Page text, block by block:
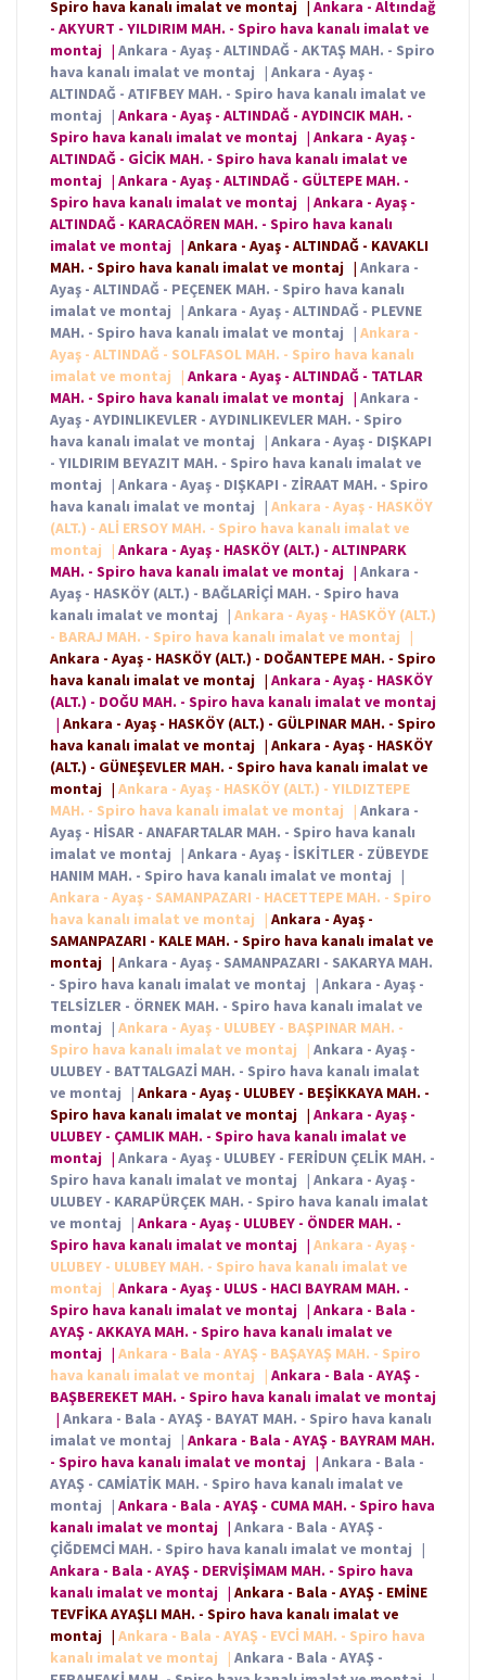
Spiro hava kanalı imalat ve montaj | Ankara - Altındağ
- AKYURT - YILDIRIM MAH. - Spiro hava kanalı imalat ve
montaj | Ankara - Ayaş - ALTINDAĞ - AKTAŞ MAH. - Spiro
hava kanalı imalat ve montaj | Ankara - Ayaş -
ALTINDAĞ - ATIFBEY MAH. - Spiro hava kanalı imalat ve
montaj | Ankara - Ayaş - ALTINDAĞ - AYDINCIK MAH. -
Spiro hava kanalı imalat ve montaj | Ankara - Ayaş -
ALTINDAĞ - GİCİK MAH. - Spiro hava kanalı imalat ve
montaj | Ankara - Ayaş - ALTINDAĞ - GÜLTEPE MAH. -
Spiro hava kanalı imalat ve montaj | Ankara - Ayaş -
ALTINDAĞ - KARACAÖREN MAH. - Spiro hava kanalı
imalat ve montaj | Ankara - Ayaş - ALTINDAĞ - KAVAKLI
MAH. - Spiro hava kanalı imalat ve montaj | Ankara -
Ayaş - ALTINDAĞ - PEÇENEK MAH. - Spiro hava kanalı
imalat ve montaj | Ankara - Ayaş - ALTINDAĞ - PLEVNE
MAH. - Spiro hava kanalı imalat ve montaj | Ankara -
Ayaş - ALTINDAĞ - SOLFASOL MAH. - Spiro hava kanalı
imalat ve montaj
| Ankara - Ayaş - ALTINDAĞ - TATLAR
MAH. - Spiro hava kanalı imalat ve montaj | Ankara -
Ayaş - AYDINLIKEVLER - AYDINLIKEVLER MAH. - Spiro
hava kanalı imalat ve montaj | Ankara - Ayaş - DIŞKAPI
- YILDIRIM BEYAZIT MAH. - Spiro hava kanalı imalat ve
montaj | Ankara - Ayaş - DIŞKAPI - ZİRAAT MAH. - Spiro
hava kanalı imalat ve montaj | Ankara - Ayaş - HASKÖY
(ALT.) - ALİ ERSOY MAH. - Spiro hava kanalı imalat ve
montaj
| Ankara - Ayaş - HASKÖY (ALT.) - ALTINPARK
MAH. - Spiro hava kanalı imalat ve montaj | Ankara -
Ayaş - HASKÖY (ALT.) - BAĞLARİÇİ MAH. - Spiro hava
kanalı imalat ve montaj | Ankara - Ayaş - HASKÖY (ALT.)
- BARAJ MAH. - Spiro hava kanalı imalat ve montaj
|
Ankara - Ayaş - HASKÖY (ALT.) - DOĞANTEPE MAH. - Spiro
hava kanalı imalat ve montaj | Ankara - Ayaş - HASKÖY
(ALT.) - DOĞU MAH. - Spiro hava kanalı imalat ve montaj
| Ankara - Ayaş - HASKÖY (ALT.) - GÜLPINAR MAH. - Spiro
hava kanalı imalat ve montaj | Ankara - Ayaş - HASKÖY
(ALT.) - GÜNEŞEVLER MAH. - Spiro hava kanalı imalat ve
montaj | Ankara - Ayaş - HASKÖY (ALT.) - YILDIZTEPE
MAH. - Spiro hava kanalı imalat ve montaj
| Ankara -
Ayaş - HİSAR - ANAFARTALAR MAH. - Spiro hava kanalı
imalat ve montaj | Ankara - Ayaş - İSKİTLER - ZÜBEYDE
HANIM MAH. - Spiro hava kanalı imalat ve montaj |
Ankara - Ayaş - SAMANPAZARI - HACETTEPE MAH. - Spiro
hava kanalı imalat ve montaj
| Ankara - Ayaş -
SAMANPAZARI - KALE MAH. - Spiro hava kanalı imalat ve
montaj | Ankara - Ayaş - SAMANPAZARI - SAKARYA MAH.
- Spiro hava kanalı imalat ve montaj | Ankara - Ayaş -
TELSİZLER - ÖRNEK MAH. - Spiro hava kanalı imalat ve
montaj | Ankara - Ayaş - ULUBEY - BAŞPINAR MAH. -
Spiro hava kanalı imalat ve montaj
| Ankara - Ayaş -
ULUBEY - BATTALGAZİ MAH. - Spiro hava kanalı imalat
ve montaj | Ankara - Ayaş - ULUBEY - BEŞİKKAYA MAH. -
Spiro hava kanalı imalat ve montaj | Ankara - Ayaş -
ULUBEY - ÇAMLIK MAH. - Spiro hava kanalı imalat ve
montaj | Ankara - Ayaş - ULUBEY - FERİDUN ÇELİK MAH. -
Spiro hava kanalı imalat ve montaj | Ankara - Ayaş -
ULUBEY - KARAPÜRÇEK MAH. - Spiro hava kanalı imalat
ve montaj | Ankara - Ayaş - ULUBEY - ÖNDER MAH. -
Spiro hava kanalı imalat ve montaj | Ankara - Ayaş -
ULUBEY - ULUBEY MAH. - Spiro hava kanalı imalat ve
montaj
| Ankara - Ayaş - ULUS - HACI BAYRAM MAH. -
Spiro hava kanalı imalat ve montaj | Ankara - Bala -
AYAŞ - AKKAYA MAH. - Spiro hava kanalı imalat ve
montaj | Ankara - Bala - AYAŞ - BAŞAYAŞ MAH. - Spiro
hava kanalı imalat ve montaj
| Ankara - Bala - AYAŞ -
BAŞBEREKET MAH. - Spiro hava kanalı imalat ve montaj
| Ankara - Bala - AYAŞ - BAYAT MAH. - Spiro hava kanalı
imalat ve montaj | Ankara - Bala - AYAŞ - BAYRAM MAH.
- Spiro hava kanalı imalat ve montaj | Ankara - Bala -
AYAŞ - CAMİATİK MAH. - Spiro hava kanalı imalat ve
montaj | Ankara - Bala - AYAŞ - CUMA MAH. - Spiro hava
kanalı imalat ve montaj | Ankara - Bala - AYAŞ -
ÇİĞDEMCİ MAH. - Spiro hava kanalı imalat ve montaj |
Ankara - Bala - AYAŞ - DERVİŞİMAM MAH. - Spiro hava
kanalı imalat ve montaj | Ankara - Bala - AYAŞ - EMİNE
TEVFİKA AYAŞLI MAH. - Spiro hava kanalı imalat ve
montaj | Ankara - Bala - AYAŞ - EVCİ MAH. - Spiro hava
kanalı imalat ve montaj
| Ankara - Bala - AYAŞ -